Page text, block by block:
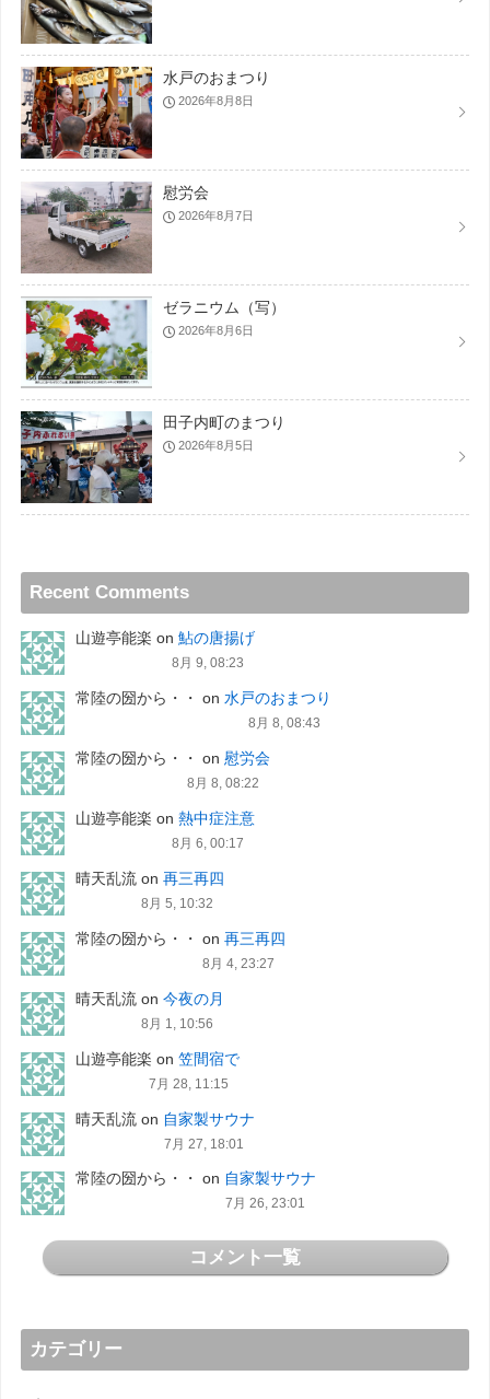
水戸のおまつり
2026年8月8日
慰労会
2026年8月7日
ゼラニウム（写）
2026年8月6日
田子内町のまつり
2026年8月5日
Recent Comments
山遊亭能楽 on 鮎の唐揚げ
8月 9, 08:23
常陸の圀から・・ on 水戸のおまつり
8月 8, 08:43
常陸の圀から・・ on 慰労会
8月 8, 08:22
山遊亭能楽 on 熱中症注意
8月 6, 00:17
晴天乱流on 再三再四
8月 5, 10:32
常陸の圀から・・ on 再三再四
8月 4, 23:27
晴天乱流on 今夜の月
8月 1, 10:56
山遊亭能楽 on 笠間宿で
7月 28, 11:15
晴天乱流on 自家製サウナ
7月 27, 18:01
常陸の圀から・・ on 自家製サウナ
7月 26, 23:01
コメント一覧
カテゴリー